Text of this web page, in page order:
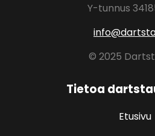
Y-tunnus
© 2025
Tietoa
Etusivu